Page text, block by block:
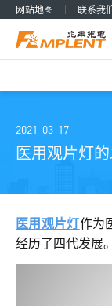
网站地图 联系我
产品&解决方案
关于我们
加入兆丰
2021-03-17
医用观片灯
医用观片灯作为
经历了四代发展。